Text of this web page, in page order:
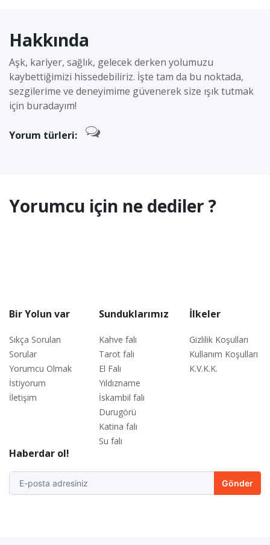
Hakkında
Aşk, kariyer, sağlık, gelecek derken yolumuzu
kaybettiğimizi hissedebiliriz. İşte tam da bu noktada,
sezgilerime ve deneyimime güvenerek size ışık tutmak
için buradayım!
Yorum türleri:
Yorumcu için ne dediler ?
Bir Yolun var
Sıkça Sorulan
Sorular
Yorumcu Olmak
İstiyorum
İletişim
Sunduklarımız
Kahve falı
Tarot falı
El Falı
Yıldızname
İskambil falı
Durugörü
Katina falı
Su falı
İlkeler
Gizlilik Koşulları
Kullanım Koşulları
K.V.K.K.
Haberdar ol!
Gönder